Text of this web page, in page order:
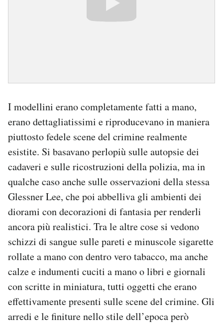
I modellini erano completamente fatti a mano,
erano dettagliatissimi e riproducevano in maniera
piuttosto fedele scene del crimine realmente
esistite. Si basavano perlopiù sulle autopsie dei
cadaveri e sulle ricostruzioni della polizia, ma in
qualche caso anche sulle osservazioni della stessa
Glessner Lee, che poi abbelliva gli ambienti dei
diorami con decorazioni di fantasia per renderli
ancora più realistici. Tra le altre cose si vedono
schizzi di sangue sulle pareti e minuscole sigarette
rollate a mano con dentro vero tabacco, ma anche
calze e indumenti cuciti a mano o libri e giornali
con scritte in miniatura, tutti oggetti che erano
effettivamente presenti sulle scene del crimine. Gli
arredi e le finiture nello stile dell’epoca però